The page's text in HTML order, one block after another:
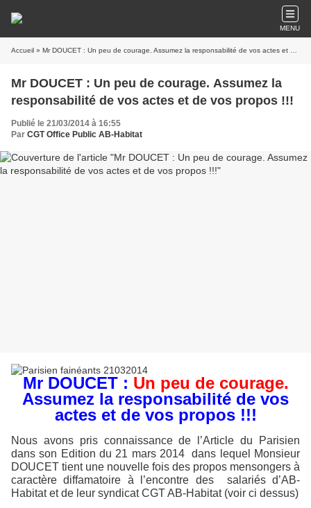
MENU
Accueil » Mr DOUCET : Un peu de courage. Assumez la responsabilité de vos actes et de vos propos !!!
Mr DOUCET : Un peu de courage. Assumez la
responsabilité de vos actes et de vos propos !!!
Publié le 21/03/2014 à 16:55
Par CGT Office Public AB-Habitat
Mr DOUCET : Un peu de courage.
Assumez la responsabilité de vos
actes et de vos propos !!!
Nous avons pris connaissance de l’Article du Parisien
dans son Edition du 21 mars 2014 dans lequel Monsieur
DOUCET tient une nouvelle fois des propos mensongers à
caractère diffamatoire à l’encontre des
salariés d’AB-
Habitat et de leur syndicat CGT AB-Habitat (voir ci dessus)